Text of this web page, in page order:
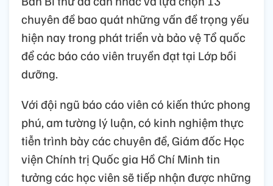
chuyên đề bao quát những vấn đề trọng yếu
hiện nay trong phát triển và bảo vệ Tổ quốc
để các báo cáo viên truyền đạt tại Lớp bồi
dưỡng.
Với đội ngũ báo cáo viên có kiến thức phong
phú, am tường lý luận, có kinh nghiệm thực
tiễn trình bày các chuyên đề, Giám đốc Học
viện Chính trị Quốc gia Hồ Chí Minh tin
tưởng các học viên sẽ tiếp nhận được những